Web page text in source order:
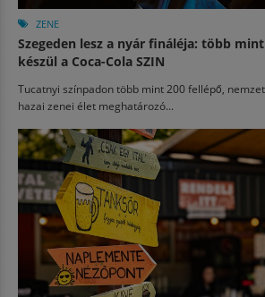
ZENE
Szegeden lesz a nyár fináléja: több
készül a Coca-Cola SZIN
Tucatnyi színpadon több mint 200 fellépő,
hazai zenei élet meghatározó...